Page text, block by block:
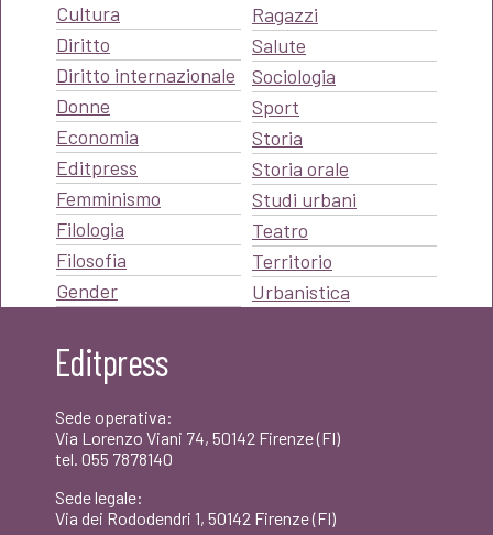
Cultura
Diritto
Diritto internazionale
Donne
Economia
Editpress
Femminismo
Filologia
Filosofia
Gender
Ragazzi
Salute
Sociologia
Sport
Storia
Storia orale
Studi urbani
Teatro
Territorio
Urbanistica
Editpress
Sede operativa:
Via Lorenzo Viani 74, 50142 Firenze (FI)
tel. 055 7878140
Sede legale:
Via dei Rododendri 1, 50142 Firenze (FI)